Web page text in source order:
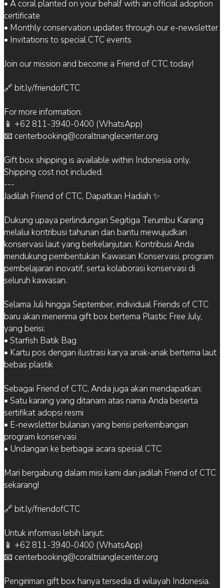
• A coral planted on your behalf with an official adoption
certificate
• Monthly conservation updates through our e-newsletter
• Invitations to special CTC events
Join our mission and become a Friend of CTC today!
🔗 bit.ly/friendofCTC
For more information:
📱 +62 811-3940-0400 (WhatsApp)
📧 centerbooking@coraltrianglecenter.org
Gift box shipping is available within Indonesia only.
Shipping cost not included.
---
Jadilah Friend of CTC, Dapatkan Hadiah ✨
Dukung upaya perlindungan Segitiga Terumbu Karang
melalui kontribusi tahunan dan bantu mewujudkan
konservasi laut yang berkelanjutan. Kontribusi Anda
mendukung pembentukan Kawasan Konservasi, program
pembelajaran inovatif, serta kolaborasi konservasi di
seluruh kawasan.
Selama Juli hingga September, individual Friends of CTC
baru akan menerima gift box bertema Plastic Free July,
yang berisi:
• Starfish Batik Bag
• Kartu pos dengan ilustrasi karya anak-anak bertema laut
bebas plastik
Sebagai Friend of CTC, Anda juga akan mendapatkan:
• Satu karang yang ditanam atas nama Anda beserta
sertifikat adopsi resmi
• E-newsletter bulanan yang berisi perkembangan
program konservasi
• Undangan ke berbagai acara spesial CTC
Mari bergabung dalam misi kami dan jadilah Friend of CTC
sekarang!
🔗 bit.ly/friendofCTC
Untuk informasi lebih lanjut:
📱 +62 811-3940-0400 (WhatsApp)
📧 centerbooking@coraltrianglecenter.org
Pengiriman gift box hanya tersedia di wilayah Indonesia.